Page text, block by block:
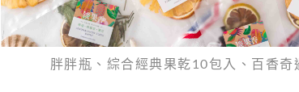
胖胖瓶、綜合經典果乾10包入、百香